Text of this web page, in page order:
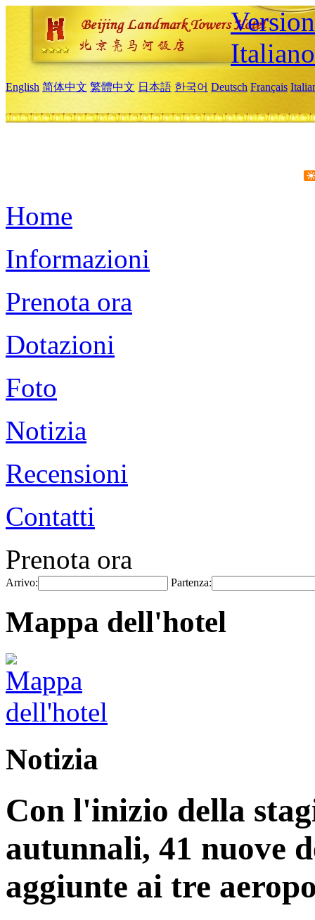
Italiano
English 简体中文 繁體中文 日本語 한국어 Deutsch Français
Home
Informazioni
Prenota ora
Dotazioni
Foto
Notizia
Recensioni
Contatti
Prenota ora
Arrivo: Partenza:
Mappa dell'hotel
Notizia
Con l'inizio della
autunnali, 41 nuove
aggiunte ai tre